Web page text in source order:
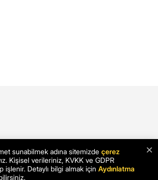
×
sunabilmek adına sitemizde çerez
Kişisel verileriniz, KVKK ve GDPR
işlenir. Detaylı bilgi almak için Aydınlatma